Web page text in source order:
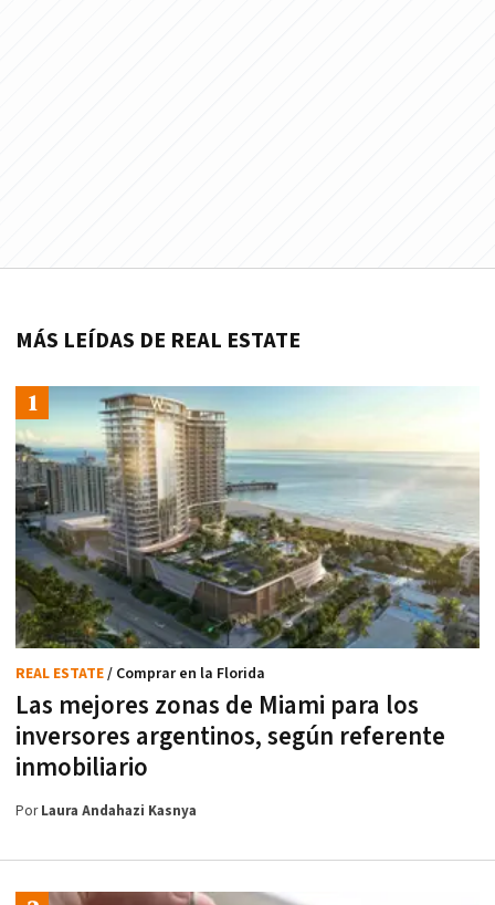
MÁS LEÍDAS DE REAL ESTATE
Las mejores zonas de Miami para los
inversores argentinos, según referente
inmobiliario
REAL ESTATE/ Comprar en la Florida
PorLaura Andahazi Kasnya